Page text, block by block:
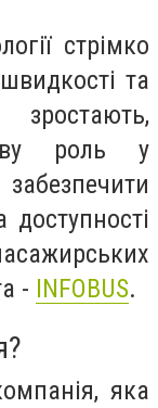
стрімко
та
роль у
- INFOBUS.
яка